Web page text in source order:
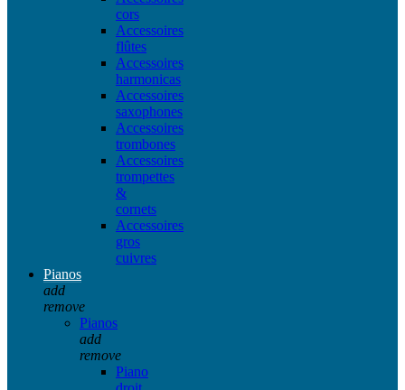
cors
Accessoires
flûtes
Accessoires
harmonicas
Accessoires
saxophones
Accessoires
trombones
Accessoires
trompettes
&
cornets
Accessoires
gros
cuivres
Pianos
add
remove
Pianos
add
remove
Piano